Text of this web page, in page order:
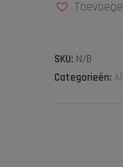
SKU: N/B
Categorieën: